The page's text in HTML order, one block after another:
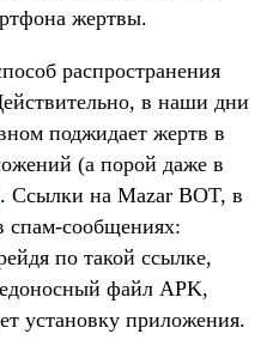
жертвы.
распространения
в наши дни
поджидает жертв в
(а порой даже в
Ссылки на Mazar BOT, в
спам-сообщениях:
по такой ссылке,
файл APK,
установку приложения.